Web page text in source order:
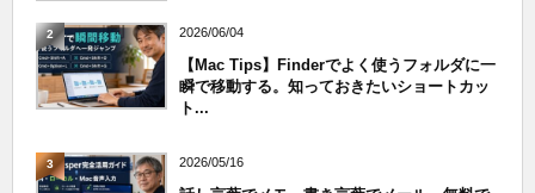
2 2026/06/04
【Mac Tips】Finderでよく使うフォルダに一
瞬で移動する。知っておきたいショートカッ
ト...
3 2026/05/16